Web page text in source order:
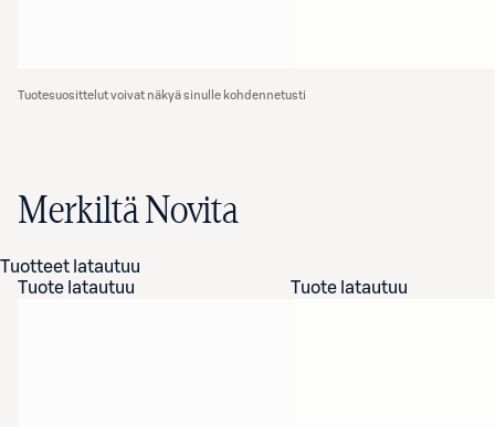
Tuotesuosittelut voivat näkyä sinulle kohdennetusti
Merkiltä Novita
Tuotteet latautuu
Tuote latautuu
Tuote latautuu